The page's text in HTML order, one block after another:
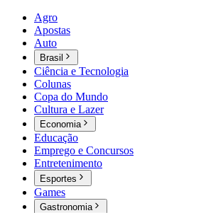
Agro
Apostas
Auto
Brasil
Ciência e Tecnologia
Colunas
Copa do Mundo
Cultura e Lazer
Economia
Educação
Emprego e Concursos
Entretenimento
Esportes
Games
Gastronomia